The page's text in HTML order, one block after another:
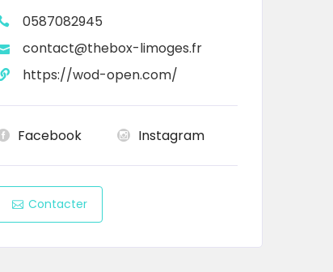
0587082945
contact@thebox-limoges.fr
https://wod-open.com/
Facebook Instagram
Contacter